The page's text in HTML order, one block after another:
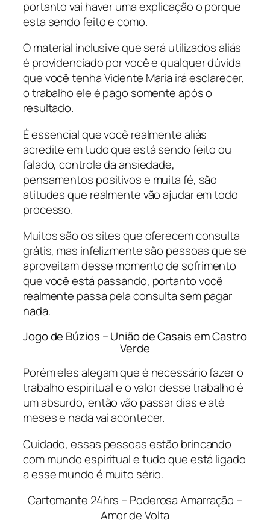
portanto vai haver uma explicação o porque
esta sendo feito e como.
O material inclusive que será utilizados aliás
é providenciado por você e qualquer dúvida
que você tenha Vidente Maria irá esclarecer,
o trabalho ele é pago somente após o
resultado.
É essencial que você realmente aliás
acredite em tudo que está sendo feito ou
falado, controle da ansiedade,
pensamentos positivos e muita fé, são
atitudes que realmente vão ajudar em todo
processo.
Muitos são os sites que oferecem consulta
grátis, mas infelizmente são pessoas que se
aproveitam desse momento de sofrimento
que você está passando, portanto você
realmente passa pela consulta sem pagar
nada.
Jogo de Búzios – União de Casais em Castro
Verde
Porém eles alegam que é necessário fazer o
trabalho espiritual e o valor desse trabalho é
um absurdo, então vão passar dias e até
meses e nada vai acontecer.
Cuidado, essas pessoas estão brincando
com mundo espiritual e tudo que está ligado
a esse mundo é muito sério.
Cartomante 24hrs – Poderosa Amarração –
Amor de Volta